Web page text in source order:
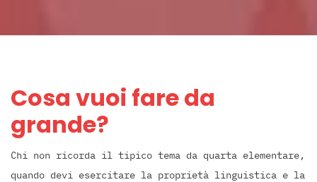
Cosa vuoi fare da
grande?
Chi non ricorda il tipico tema da quarta elementare,
quando devi esercitare la proprietà linguistica e la